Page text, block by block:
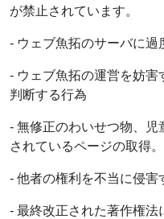
が禁止されています。
- ウェブ魚拓のサーバに過
- ウェブ魚拓の運営を妨害
判断する行為
- 無修正のわいせつ物、児
されているページの取得。
- 他者の権利を不当に侵害
- 最終改正された著作権法